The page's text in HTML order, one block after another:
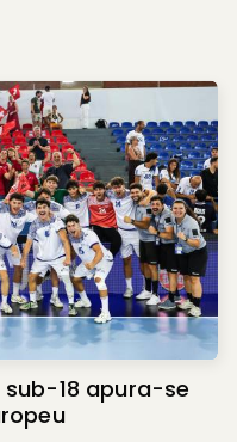
18 apura-se